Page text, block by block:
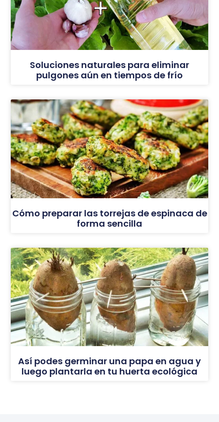
Soluciones naturales para eliminar
pulgones aún en tiempos de frío
Cómo preparar las torrejas de espinaca de
forma sencilla
Así podes germinar una papa en agua y
luego plantarla en tu huerta ecológica